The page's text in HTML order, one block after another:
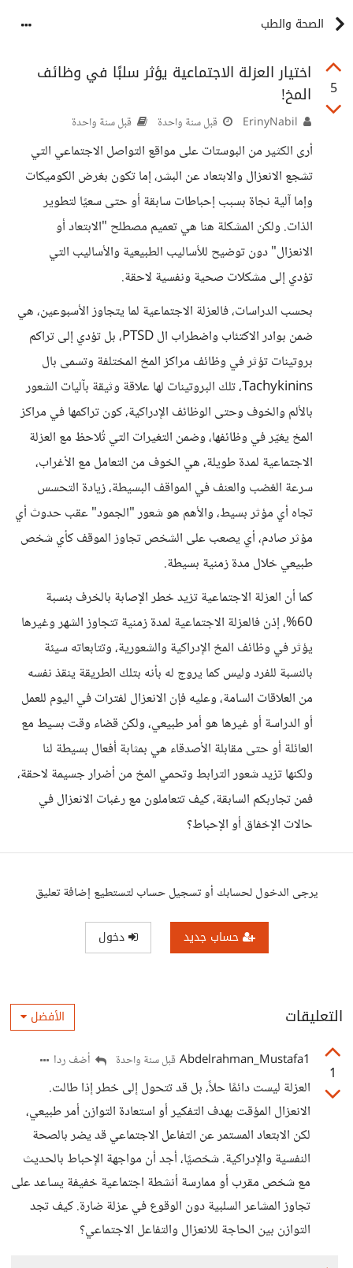
الصحة والطب
5
اختيار العزلة الاجتماعية يؤثر سلبًا في وظائف
المخ!
قبل سنة واحدة قبل سنة واحدة
أرى الكثير من البوستات على مواقع التواصل الاجتماعي التي
تشجع الانعزال والابتعاد عن البشر، إما تكون بغرض الكوميكات
وإما آلية نجاة بسبب إحباطات سابقة أو حتى سعيًا لتطوير
الذات. ولكن المشكلة هنا هي تعميم مصطلح "الابتعاد أو
الانعزال" دون توضيح للأساليب الطبيعية والأساليب التي
تؤدي إلى مشكلات صحية ونفسية لاحقة.
بحسب الدراسات، فالعزلة الاجتماعية لما يتجاوز الأسبوعين، هي
ضمن بوادر الاكتئاب واضطراب ال PTSD، بل تؤدي إلى تراكم
بروتينات تؤثر في وظائف مراكز المخ المختلفة وتسمى بال
Tachykinins، تلك البروتينات لها علاقة وثيقة بآليات الشعور
بالألم والخوف وحتى الوظائف الإدراكية، كون تراكمها في مراكز
المخ يغيّر في وظائفها، وضمن التغيرات التي تُلاحظ مع العزلة
الاجتماعية لمدة طويلة، هي الخوف من التعامل مع الأغراب،
سرعة الغضب والعنف في المواقف البسيطة، زيادة التحسس
تجاه أي مؤثر بسيط، والأهم هو شعور "الجمود" عقب حدوث أي
مؤثر صادم، أي يصعب على الشخص تجاوز الموقف كأي شخص
طبيعي خلال مدة زمنية بسيطة.
كما أن العزلة الاجتماعية تزيد خطر الإصابة بالخرف بنسبة
60%، إذن فالعزلة الاجتماعية لمدة زمنية تتجاوز الشهر وغيرها
يؤثر في وظائف المخ الإدراكية والشعورية، وتتابعاته سيئة
بالنسبة للفرد وليس كما يروج له بأنه بتلك الطريقة ينقذ نفسه
من العلاقات السامة، وعليه فإن الانعزال لفترات في اليوم للعمل
أو الدراسة أو غيرها هو أمر طبيعي، ولكن قضاء وقت بسيط مع
العائلة أو حتى مقابلة الأصدقاء هي بمثابة أفعال بسيطة لنا
ولكنها تزيد شعور الترابط وتحمي المخ من أضرار جسيمة لاحقة،
فمن تجاربكم السابقة، كيف تتعاملون مع رغبات الانعزال في
حالات الإخفاق أو الإحباط؟
يرجى الدخول لحسابك أو تسجيل حساب لتستطيع إضافة تعليق
حساب جديد دخول
التعليقات الأفضل
1
Abdelrahman_Mustafa1 قبل سنة واحدة أضف ردا
العزلة ليست دائمًا حلاً، بل قد تتحول إلى خطر إذا طالت.
الانعزال المؤقت بهدف التفكير أو استعادة التوازن أمر طبيعي،
لكن الابتعاد المستمر عن التفاعل الاجتماعي قد يضر بالصحة
النفسية والإدراكية. شخصيًا، أجد أن مواجهة الإحباط بالحديث
مع شخص مقرب أو ممارسة أنشطة اجتماعية خفيفة يساعد على
تجاوز المشاعر السلبية دون الوقوع في عزلة ضارة. كيف تجد
التوازن بين الحاجة للانعزال والتفاعل الاجتماعي؟